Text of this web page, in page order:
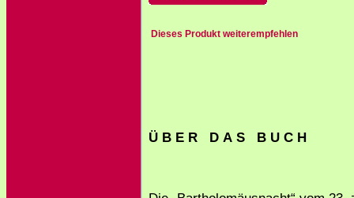
Dieses Produkt weiterempfehlen
Ü B E R D A S B U C H